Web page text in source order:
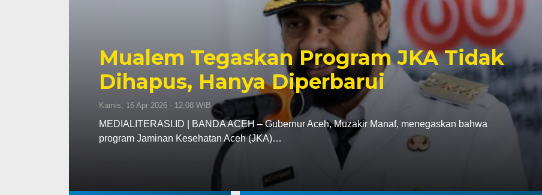
Mualem Tegaskan Program JKA Tidak
Dihapus, Hanya Diperbarui
Kamis, 16 Apr 2026 - 12:08 WIB
MEDIALITERASI.ID | BANDA ACEH – Gubernur Aceh, Muzakir Manaf, menegaskan bahwa
program Jaminan Kesehatan Aceh (JKA)…